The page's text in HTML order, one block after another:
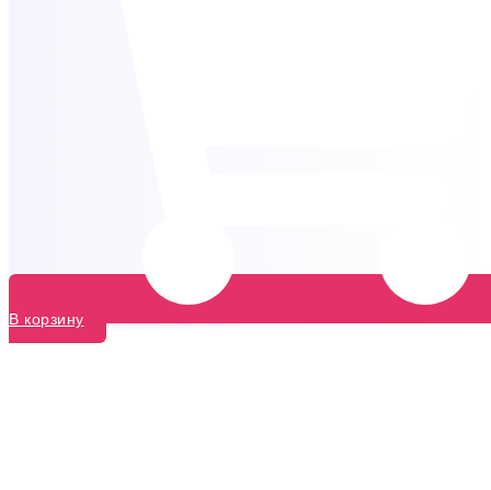
В корзину